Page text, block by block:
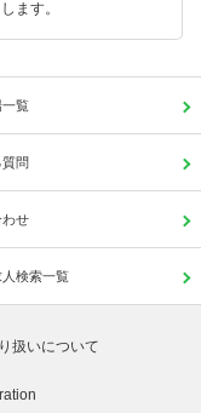
ます。
一覧
質問
わせ
人検索一覧
扱いについて